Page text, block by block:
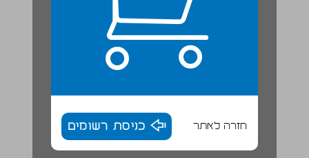
חזרה לאתר כניסת רשומים